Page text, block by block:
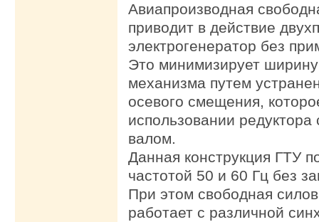
Авиапроизводная
приводит в действие
электрогенератор без
Это минимизирует
механизма путем
осевого смещения,
использовании
валом.
Данная конструкция ГТУ
частотой 50 и 60 Гц без
При этом свободная
работает с различной